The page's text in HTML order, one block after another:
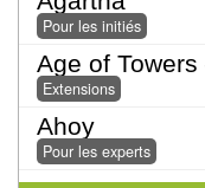
experts
En
solitaire
Pour
Pour les initiés
Age of
Extensions
Ahoy
Pour les experts